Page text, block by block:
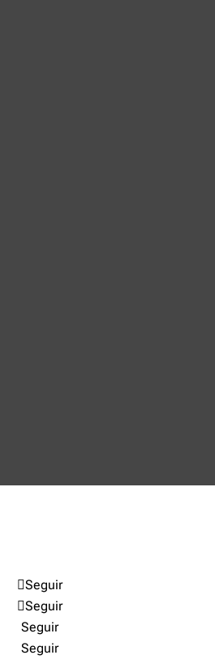
Seguir
Seguir
Seguir
Seguir